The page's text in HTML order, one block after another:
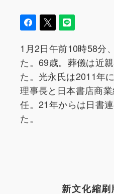
1月2日午前10時58分
た。69歳。葬儀は近
た。光永氏は2011年
理事長と日本書店商
任。21年からは日書
た。
新文化縮刷